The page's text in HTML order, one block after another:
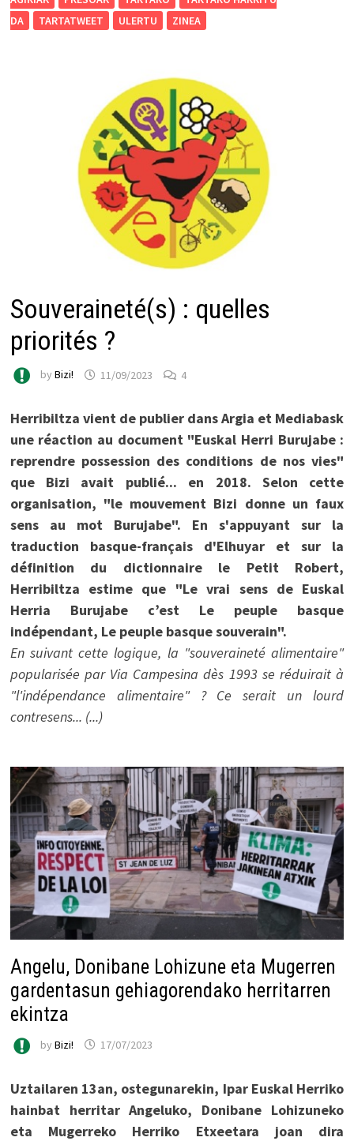
DA
TARTATWEET ULERTU ZINEA
Souveraineté(s) : quelles
priorités ?
by Bizi! 11/09/2023 4
Herribiltza vient de publier dans Argia et Mediabask
une réaction au document "Euskal Herri Burujabe :
reprendre possession des conditions de nos vies"
que Bizi avait publié... en 2018. Selon cette
organisation, "le mouvement Bizi donne un faux
sens au mot Burujabe". En s'appuyant sur la
traduction basque-français d'Elhuyar et sur la
définition du dictionnaire le Petit Robert,
Herribiltza estime que "Le vrai sens de Euskal
Herria Burujabe c’est Le peuple basque
indépendant, Le peuple basque souverain".
En suivant cette logique, la "souveraineté alimentaire"
popularisée par Via Campesina dès 1993 se réduirait à
"l'indépendance alimentaire" ? Ce serait un lourd
contresens... (...)
Angelu, Donibane Lohizune eta Mugerren
gardentasun gehiagorendako herritarren
ekintza
by Bizi! 17/07/2023
Uztailaren 13an, ostegunarekin, Ipar Euskal Herriko
hainbat herritar Angeluko, Donibane Lohizuneko
eta Mugerreko Herriko Etxeetara joan dira